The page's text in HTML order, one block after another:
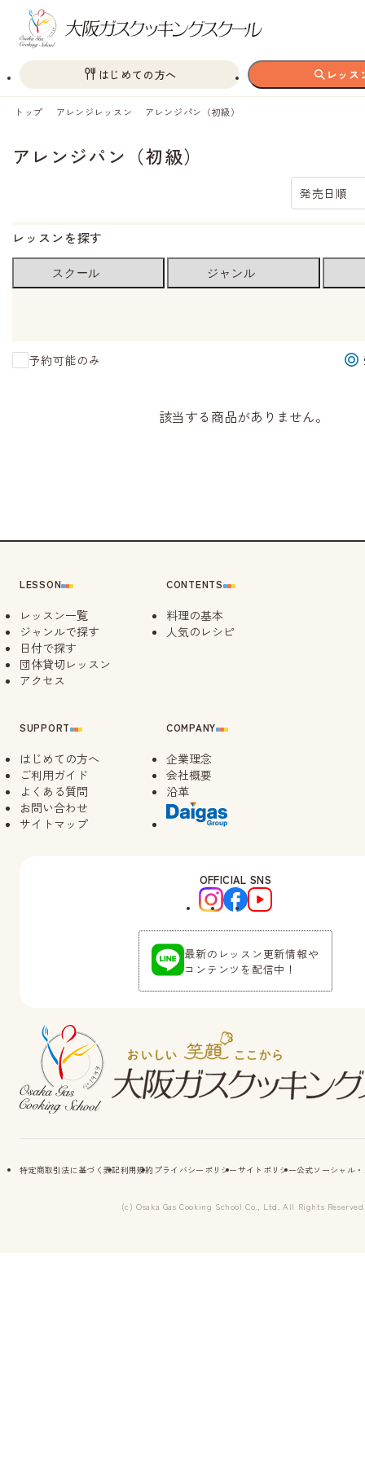
はじめての方へ レッス
トップ アレンジレッスン アレンジパン（初級）
アレンジパン（初級）
発売日順
レッスンを探す
スクール ジャンル
予約可能のみ
該当する商品がありません。
LESSON
レッスン一覧
ジャンルで探す
日付で探す
団体貸切レッスン
アクセス
SUPPORT
はじめての方へ
ご利用ガイド
よくある質問
お問い合わせ
サイトマップ
CONTENTS
料理の基本
人気のレシピ
COMPANY
企業理念
会社概要
沿革
OFFICIAL SNS
最新のレッスン更新情報や
コンテンツを配信中！
特定商取引法に基づく表記利用規約 プライバシーポリシーサイトポリシー公式ソーシャル
(c) Osaka Gas Cooking School Co., Ltd. All Rights